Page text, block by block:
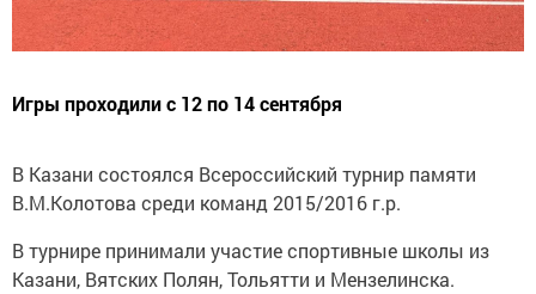
Игры проходили с 12 по 14 сентября
В Казани состоялся Всероссийский турнир памяти
В.М.Колотова среди команд 2015/2016 г.р.
В турнире принимали участие спортивные школы из
Казани, Вятских Полян, Тольятти и Мензелинска.